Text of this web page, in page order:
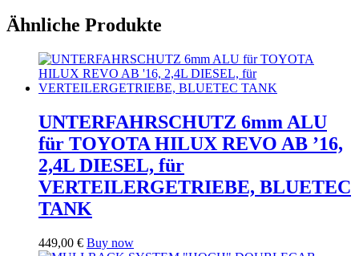
Ähnliche Produkte
UNTERFAHRSCHUTZ 6mm ALU
für TOYOTA HILUX REVO AB ’16,
2,4L DIESEL, für
VERTEILERGETRIEBE, BLUETEC
TANK
449,00 € Buy now